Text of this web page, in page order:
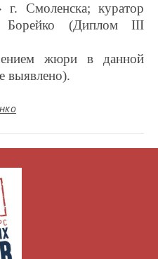
куратор
Борейко (Диплом III
жюри в данной
выявлено).